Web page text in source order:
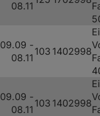
08.11
09.09 -
08.11
103 1402998
09.09 -
08.11
103 1402998